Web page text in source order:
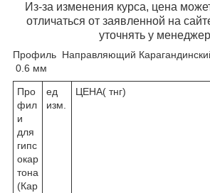
Из-за изменения курса, цена
отличаться от заявленной на
уточнять у
Профиль Направляющий
0.6 мм
Про
фил
и
для
гипс
окар
тона
(Кар
ед
изм.
ЦЕНА( тнг)